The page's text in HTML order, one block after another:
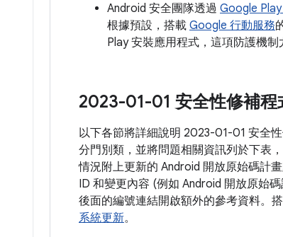
Android 安全團隊透過 Google
根據預設，搭載 Google 行動服務
Play 安裝應用程式，這項防護機制
2023-01-01 安全性修補
以下各節將詳細說明 2023-01-01 安全
分門別類，並將問題相關資訊列於下表
情況附上更新的 Android 開放原始碼計
ID 和變更內容 (例如 Android 開放原始
後面的編號連結開啟額外的參考資料。
系統更新。